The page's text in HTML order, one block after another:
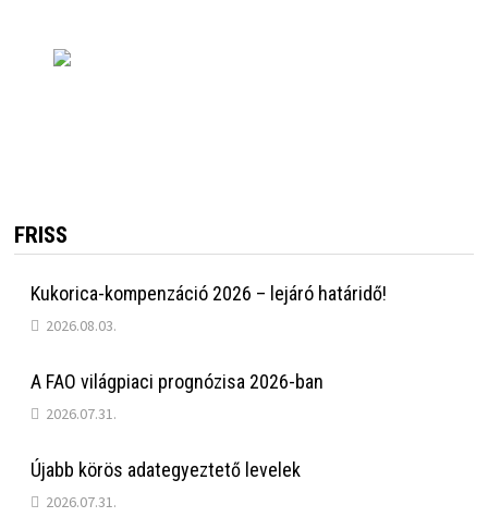
FRISS
Kukorica-kompenzáció 2026 – lejáró határidő!
2026.08.03.
A FAO világpiaci prognózisa 2026-ban
2026.07.31.
Újabb körös adategyeztető levelek
2026.07.31.